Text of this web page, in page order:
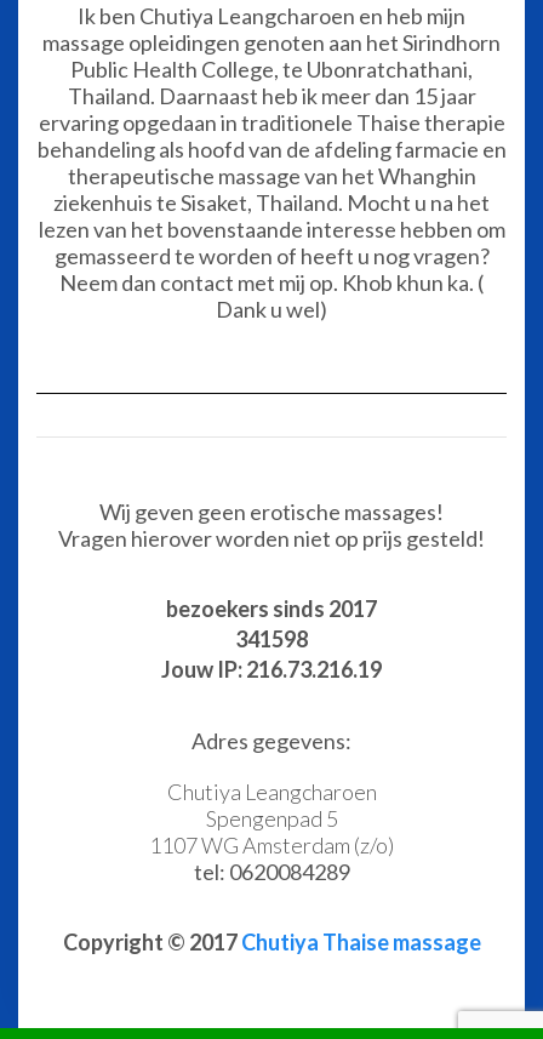
Ik ben Chutiya Leangcharoen en heb mijn
massage opleidingen genoten aan het Sirindhorn
Public Health College, te Ubonratchathani,
Thailand. Daarnaast heb ik meer dan 15 jaar
ervaring opgedaan in traditionele Thaise therapie
behandeling als hoofd van de afdeling farmacie en
therapeutische massage van het Whanghin
ziekenhuis te Sisaket, Thailand. Mocht u na het
lezen van het bovenstaande interesse hebben om
gemasseerd te worden of heeft u nog vragen?
Neem dan contact met mij op. Khob khun ka. (
Dank u wel)
Wij geven geen erotische massages!
Vragen hierover worden niet op prijs gesteld!
bezoekers sinds 2017
341598
Jouw IP: 216.73.216.19
Adres gegevens:
Chutiya Leangcharoen
Spengenpad 5
1107 WG Amsterdam (z/o)
tel: 0620084289
Copyright © 2017Chutiya Thaise massage